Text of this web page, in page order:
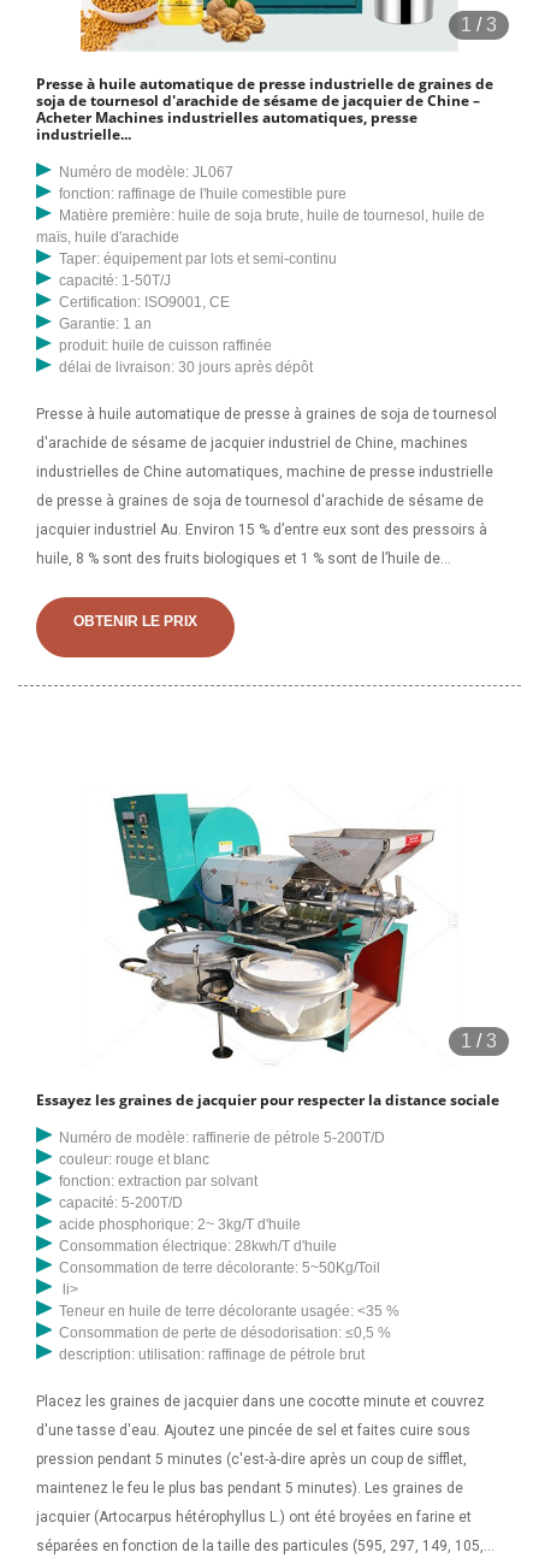
1 /3
Presse à huile automatique de presse industrielle de graines de
soja de tournesol d'arachide de sésame de jacquier de Chine –
Acheter Machines industrielles automatiques, presse
industrielle...
Numéro de modèle: JL067
fonction: raffinage de l'huile comestible pure
Matière première: huile de soja brute, huile de tournesol, huile de
maïs, huile d'arachide
Taper: équipement par lots et semi-continu
capacité: 1-50T/J
Certification: ISO9001, CE
Garantie: 1 an
produit: huile de cuisson raffinée
délai de livraison: 30 jours après dépôt
Presse à huile automatique de presse à graines de soja de tournesol
d'arachide de sésame de jacquier industriel de Chine, machines
industrielles de Chine automatiques, machine de presse industrielle
de presse à graines de soja de tournesol d'arachide de sésame de
jacquier industriel Au. Environ 15 % d’entre eux sont des pressoirs à
huile, 8 % sont des fruits biologiques et 1 % sont de l’huile de
disponibleOBTENIR LE PRIX
1 /3
Essayez les graines de jacquier pour respecter la distance sociale
Numéro de modèle: raffinerie de pétrole 5-200T/D
couleur: rouge et blanc
fonction: extraction par solvant
capacité: 5-200T/D
acide phosphorique: 2~ 3kg/T d'huile
Consommation électrique: 28kwh/T d'huile
Consommation de terre décolorante: 5~50Kg/Toil
li>
Teneur en huile de terre décolorante usagée: <35 %
Consommation de perte de désodorisation: ≤0,5 %
description: utilisation: raffinage de pétrole brut
Placez les graines de jacquier dans une cocotte minute et couvrez
d'une tasse d'eau. Ajoutez une pincée de sel et faites cuire sous
pression pendant 5 minutes (c'est-à-dire après un coup de sifflet,
maintenez le feu le plus bas pendant 5 minutes). Les graines de
jacquier (Artocarpus hétérophyllus L.) ont été broyées en farine et
séparées en fonction de la taille des particules (595, 297, 149, 105,